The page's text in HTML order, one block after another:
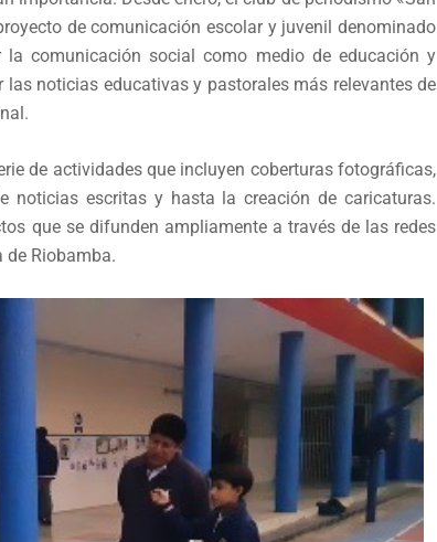
de comunicación escolar y juvenil denominado
la comunicación social como medio de educación y
noticias educativas y pastorales más relevantes de
de actividades que incluyen coberturas fotográficas,
noticias escritas y hasta la creación de caricaturas.
que se difunden ampliamente a través de las redes
Riobamba.